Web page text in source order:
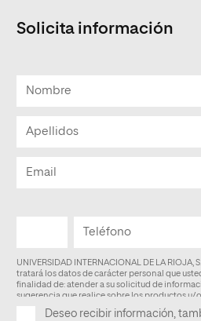
Solicita información